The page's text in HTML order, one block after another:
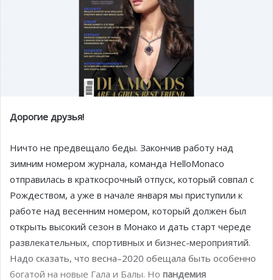
Дорогие друзья!
Ничто не предвещало беды. Закончив работу над
зимним номером журнала, команда HelloMonaco
отправилась в краткосрочный отпуск, который совпал с
Рождеством, а уже в начале января мы приступили к
работе над весенним номером, который должен был
открыть высокий сезон в Монако и дать старт череде
развлекательных, спортивных и бизнес-мероприятий.
Надо сказать, что весна–2020 обещала быть особенно
богатой на новые Гала и Балы. Но пандемия